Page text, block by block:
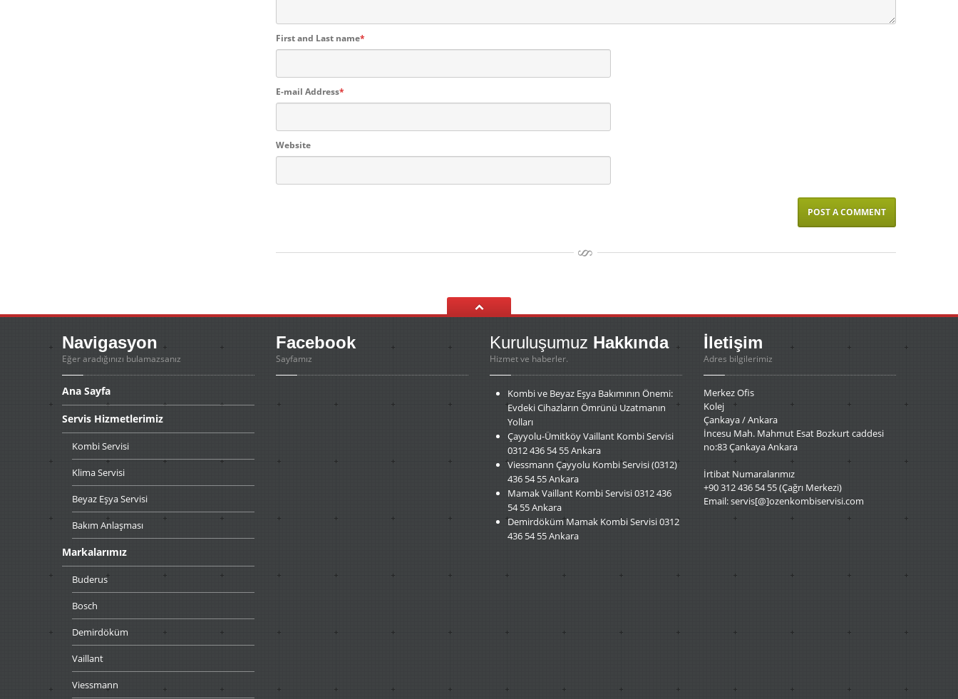
First and Last name*
E-mail Address*
Website
Navigasyon
Eğer aradığınızı bulamazsanız
Ana Sayfa
Servis Hizmetlerimiz
KombiServisi
KlimaServisi
Beyaz Eşya Servisi
Bakım Anlaşması
Markalarımız
Buderus
Bosch
Demirdöküm
Vaillant
Viessmann
Facebook
Sayfamız
Kuruluşumuz Hakkında
Hizmet ve haberler.
Kombive Beyaz Eşya Bakımının Önemi:
Evdeki Cihazların Ömrünü Uzatmanın
Yolları
Çayyolu-ÜmitköyVaillant Kombi Servisi
0312 436 54 55 Ankara
Viessmann Çayyolu Kombi Servisi (0312)
436 54 55 Ankara
MamakVaillant Kombi Servisi 0312 436
54 55 Ankara
DemirdökümMamak Kombi Servisi 0312
436 54 55 Ankara
İletişim
Adres bilgilerimiz
Merkez Ofis
Kolej
Çankaya / Ankara
İncesu Mah. Mahmut Esat Bozkurt caddesi
no:83 Çankaya Ankara
İrtibat Numaralarımız
+90 312 436 54 55 (Çağrı Merkezi)
Email: servis[@]ozenkombiservisi.com